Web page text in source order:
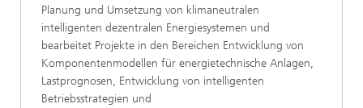
Planung und Umsetzung von klimaneutralen
intelligenten dezentralen Energiesystemen und
bearbeitet Projekte in den Bereichen Entwicklung von
Komponentenmodellen für energietechnische Anlagen,
Lastprognosen, Entwicklung von intelligenten
Betriebsstrategien und